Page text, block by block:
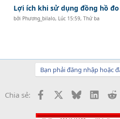
Lợi ích khi sử dụng đồng hồ
bởi Phương_bilalo, Lúc 15:59, Thứ ba
Bạn phải đăng nhập hoặc
Chia sẻ: Facebook Bluesky